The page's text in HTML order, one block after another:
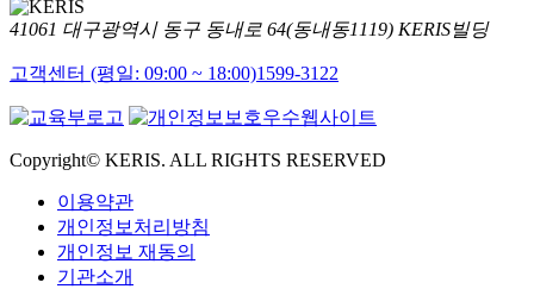
41061 대구광역시 동구 동내로 64(동내동1119) KERIS빌딩
고객센터 (평일: 09:00 ~ 18:00)1599-3122
Copyright© KERIS. ALL RIGHTS RESERVED
이용약관
개인정보처리방침
개인정보 재동의
기관소개